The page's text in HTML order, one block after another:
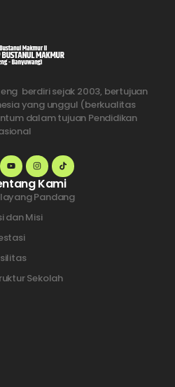
berdiri sejak 2003, bertujuan
yang unggul (berkualitas
dalam tujuan Pendidikan
Kami
Pandang
dan Misi
Sekolah